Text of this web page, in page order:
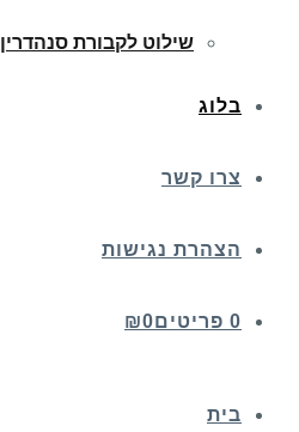
שילוט לקבורת סנהדרין
בלוג
צרו קשר
הצהרת נגישות
0 פריטים ₪0
בית